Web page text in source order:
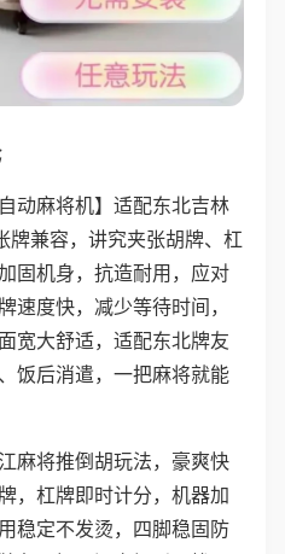
动麻将机】适配东北吉林
牌兼容，讲究夹张胡牌、杠
固机身，抗造耐用，应对
速度快，减少等待时间，
宽大舒适，适配东北牌友
饭后消遣，一把麻将就能
麻将推倒胡玩法，豪爽快
，杠牌即时计分，机器加
稳定不发烫，四脚稳固防